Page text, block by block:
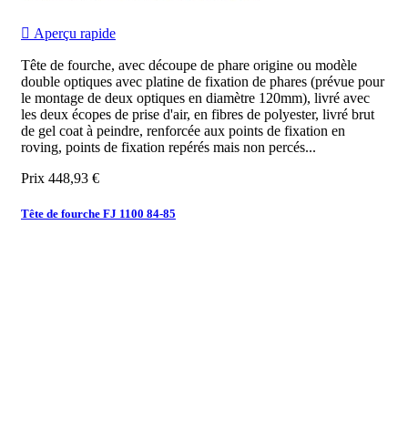
 Aperçu rapide
Tête de fourche, avec découpe de phare origine ou modèle
double optiques avec platine de fixation de phares (prévue pour
le montage de deux optiques en diamètre 120mm), livré avec
les deux écopes de prise d'air, en fibres de polyester, livré brut
de gel coat à peindre, renforcée aux points de fixation en
roving, points de fixation repérés mais non percés...
Prix 448,93 €
Tête de fourche FJ 1100 84-85